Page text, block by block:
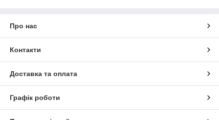
Про нас
Контакти
Доставка та оплата
Графік роботи